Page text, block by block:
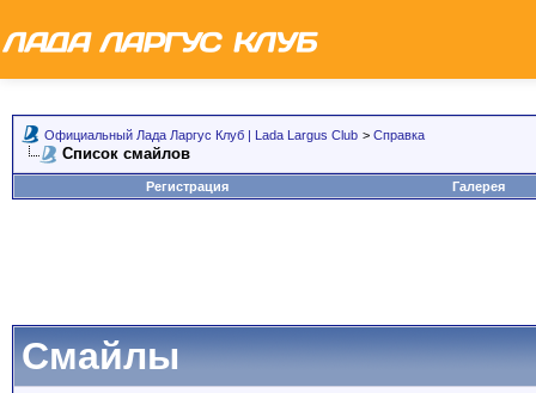
Официальный Лада Ларгус Клуб | Lada Largus Club > Справка
Список смайлов
Регистрация Галерея
Смайлы